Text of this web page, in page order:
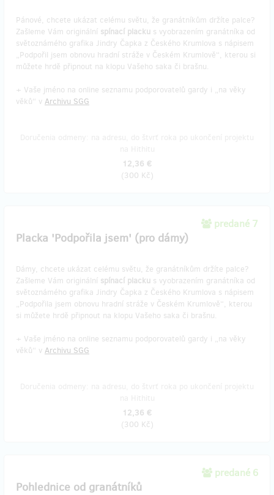
Pánové, chcete ukázat celému světu, že granátníkům držíte palce?
Zašleme Vám originální spínací placku s vyobrazením granátníka od
světoznámého grafika Jindry Čapka z Českého Krumlova s nápisem
„Podpořil jsem obnovu hradní stráže v Českém Krumlově“, kterou si
můžete hrdě připnout na klopu Vašeho saka či brašnu.
+ Vaše jméno na online seznamu podporovatelů gardy i „na věky
věků“ v Archivu SGG
12,36 €
(300 Kč)
predané 7
Placka 'Podpořila jsem' (pro dámy)
Dámy, chcete ukázat celému světu, že granátníkům držíte palce?
Zašleme Vám originální spínací placku s vyobrazením granátníka od
světoznámého grafika Jindry Čapka z Českého Krumlova s nápisem
„Podpořila jsem obnovu hradní stráže v Českém Krumlově“, kterou
si můžete hrdě připnout na klopu Vašeho saka či brašnu.
+ Vaše jméno na online seznamu podporovatelů gardy i „na věky
věků“ v Archivu SGG
12,36 €
(300 Kč)
predané 6
Pohlednice od granátníků